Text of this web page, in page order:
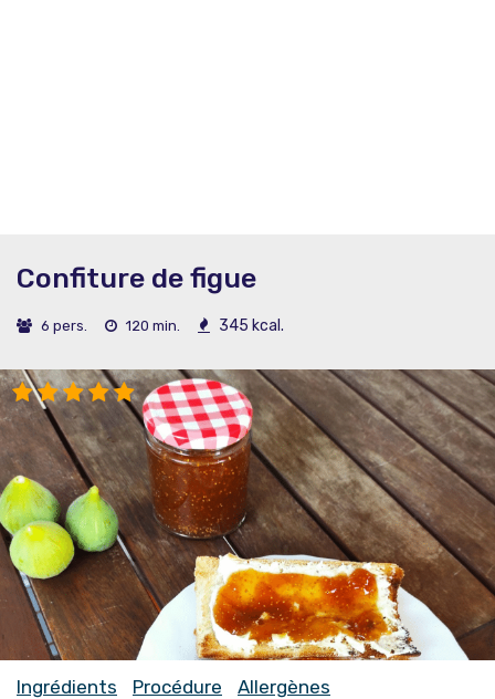
Confiture de figue
6 pers. 120 min. 345 kcal.
Ingrédients Procédure Allergènes